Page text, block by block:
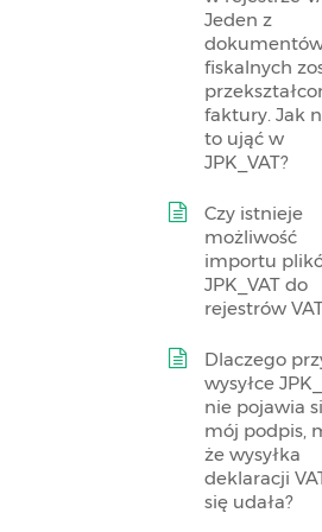
Jeden z
fiskalnych
faktury. Jak
to ująć w
JPK_VAT?
Czy istnieje
możliwość
importu
JPK_VAT do
rejestrów
Dlaczego
wysyłce
nie pojawia
mój podpis,
że wysyłka
deklaracji
się udała?